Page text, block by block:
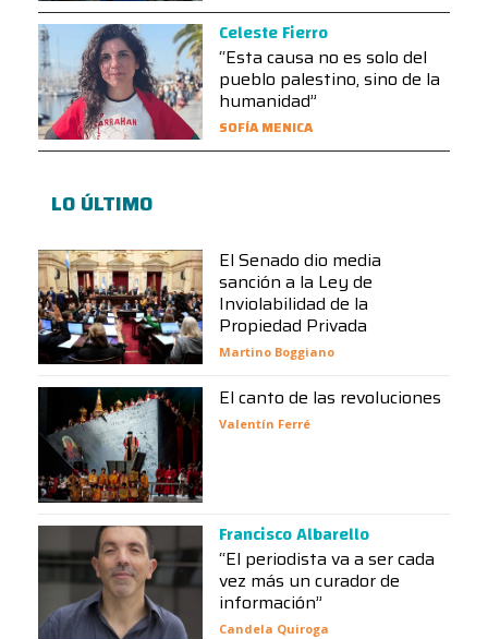
Celeste Fierro
“Esta causa no es solo del
pueblo palestino, sino de la
humanidad”
SOFÍA MENICA
LO ÚLTIMO
El Senado dio media
sanción a la Ley de
Inviolabilidad de la
Propiedad Privada
Martino Boggiano
El canto de las revoluciones
Valentín Ferré
Francisco Albarello
“El periodista va a ser cada
vez más un curador de
información”
Candela Quiroga